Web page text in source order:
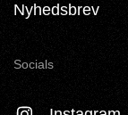
Nyhedsbrev
Socials